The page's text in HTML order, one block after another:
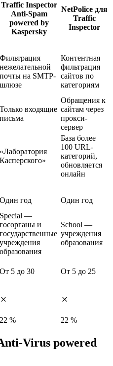
Traffic Inspector
Anti-Spam
powered by
Kaspersky
NetPolice для
Traffic
Inspector
Фильтрация
нежелательной
почты на SMTP-
шлюзе
Контентная
фильтрация
сайтов по
категориям
Только входящие
письма
Обращения к
сайтам через
прокси-
сервер
«Лаборатория
Касперского»
База более
100 URL-
категорий,
обновляется
онлайн
Один год Один год
Special —
госорганы и
государственные
учреждения
образования
School —
учреждения
образования
От 5 до 30 От 5 до 25
22 % 22 %
Virus powered